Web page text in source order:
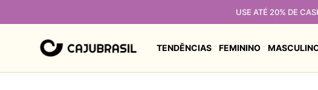
USE ATÉ 20% DE
TENDÊNCIAS FEMININO